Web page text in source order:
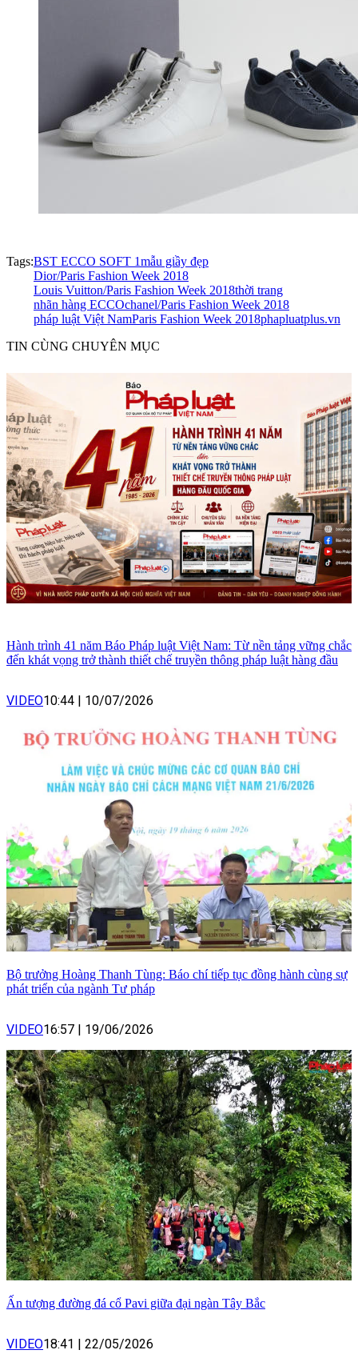
Tags:BST ECCO SOFT 1mẫu giầy đẹp
Dior/Paris Fashion Week 2018
Louis Vuitton/Paris Fashion Week 2018thời trang
nhãn hàng ECCOchanel/Paris Fashion Week 2018
pháp luật Việt NamParis Fashion Week 2018phapluatplus.vn
TIN CÙNG CHUYÊN MỤC
Hành trình 41 năm Báo Pháp luật Việt Nam: Từ nền tảng vững chắc
đến khát vọng trở thành thiết chế truyền thông pháp luật hàng đầu
VIDEO10:44 | 10/07/2026
Bộ trưởng Hoàng Thanh Tùng: Báo chí tiếp tục đồng hành cùng sự
phát triển của ngành Tư pháp
VIDEO16:57 | 19/06/2026
Ấn tượng đường đá cổ Pavi giữa đại ngàn Tây Bắc
VIDEO18:41 | 22/05/2026